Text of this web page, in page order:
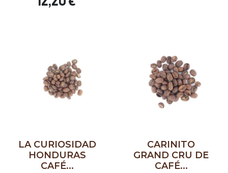
LA CURIOSIDAD
HONDURAS
CAFÉ...
CARINITO
GRAND CRU DE
CAFÉ...